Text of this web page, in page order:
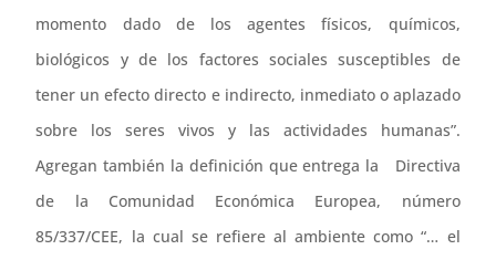
momento dado de los agentes físicos, químicos,
biológicos y de los factores sociales susceptibles de
tener un efecto directo e indirecto, inmediato o aplazado
sobre los seres vivos y las actividades humanas”.
Agregan también la definición que entrega la Directiva
de la Comunidad Económica Europea, número
85/337/CEE, la cual se refiere al ambiente como “… el